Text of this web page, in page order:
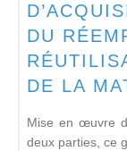
DU
DE LA
Mise en œuvre
deux parties, ce